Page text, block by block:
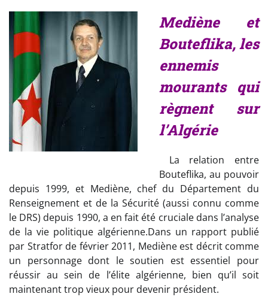
Mediène et
Bouteflika, les
ennemis
mourants qui
règnent sur
l’Algérie
La relation entre
Bouteflika, au pouvoir
depuis 1999, et Mediène, chef du Département du
Renseignement et de la Sécurité (aussi connu comme
le DRS) depuis 1990, a en fait été cruciale dans l’analyse
de la vie politique algérienne.Dans un rapport publié
par Stratfor de février 2011, Mediène est décrit comme
un personnage dont le soutien est essentiel pour
réussir au sein de l’élite algérienne, bien qu’il soit
maintenant trop vieux pour devenir président.